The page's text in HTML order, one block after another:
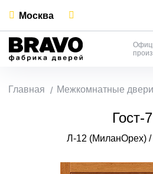
Москва
Главная Межкомнатные двери
Гост-7
Л-12 (МиланОрех) /